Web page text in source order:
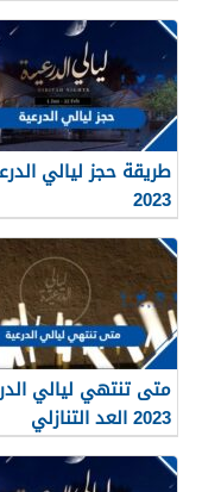
طريقة حجز ليالي
2023
متى تنتهي ليالي
2023 العد التنازلي